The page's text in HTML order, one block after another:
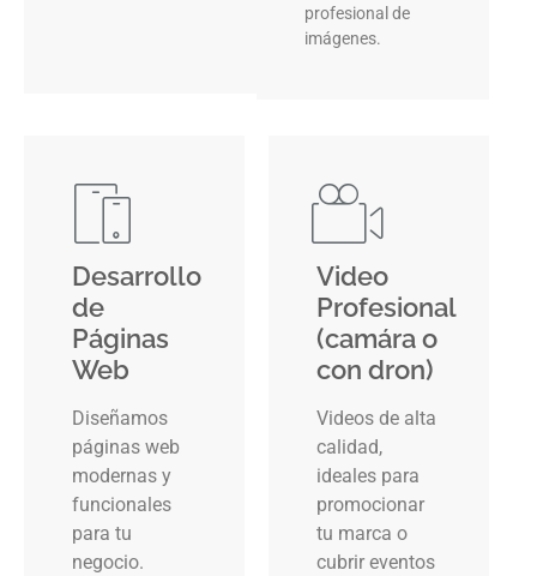
profesional de
imágenes.
Desarrollo
de
Páginas
Web
Diseñamos
páginas web
modernas y
funcionales
para tu
negocio.
Video
Profesional
(camára o
con dron)
Videos de alta
calidad,
ideales para
promocionar
tu marca o
cubrir eventos